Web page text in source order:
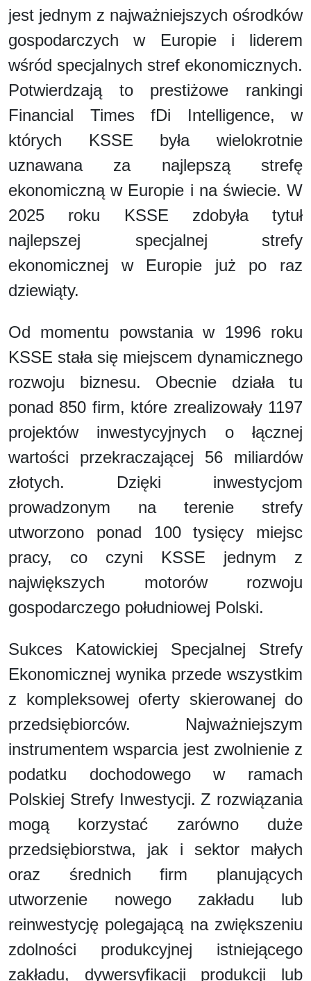
jest jednym z najważniejszych ośrodków
gospodarczych w Europie i liderem
wśród specjalnych stref ekonomicznych.
Potwierdzają to prestiżowe rankingi
Financial Times fDi Intelligence, w
których KSSE była wielokrotnie
uznawana za najlepszą strefę
ekonomiczną w Europie i na świecie. W
2025 roku KSSE zdobyła tytuł
najlepszej specjalnej strefy
ekonomicznej w Europie już po raz
dziewiąty.
Od momentu powstania w 1996 roku
KSSE stała się miejscem dynamicznego
rozwoju biznesu. Obecnie działa tu
ponad 850 firm, które zrealizowały 1197
projektów inwestycyjnych o łącznej
wartości przekraczającej 56 miliardów
złotych. Dzięki inwestycjom
prowadzonym na terenie strefy
utworzono ponad 100 tysięcy miejsc
pracy, co czyni KSSE jednym z
największych motorów rozwoju
gospodarczego południowej Polski.
Sukces Katowickiej Specjalnej Strefy
Ekonomicznej wynika przede wszystkim
z kompleksowej oferty skierowanej do
przedsiębiorców. Najważniejszym
instrumentem wsparcia jest zwolnienie z
podatku dochodowego w ramach
Polskiej Strefy Inwestycji. Z rozwiązania
mogą korzystać zarówno duże
przedsiębiorstwa, jak i sektor małych
oraz średnich firm planujących
utworzenie nowego zakładu lub
reinwestycję polegającą na zwiększeniu
zdolności produkcyjnej istniejącego
zakładu, dywersyfikacji produkcji lub